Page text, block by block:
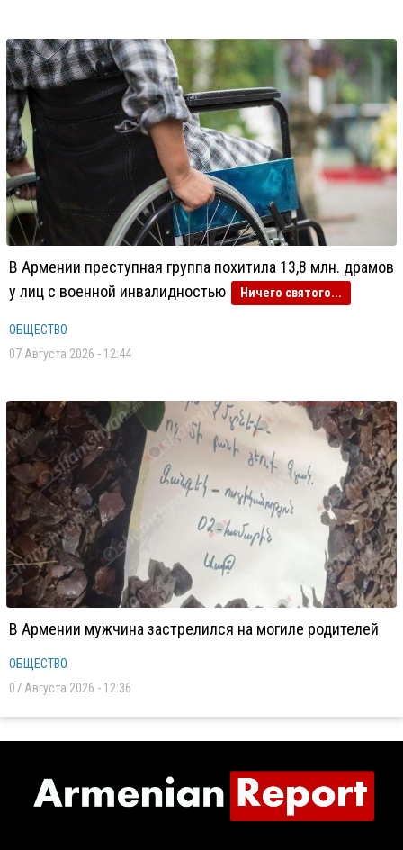
В Армении преступная группа похитила 13,8 млн. драмов
у лиц с военной инвалидностью
Ничего святого...
ОБЩЕСТВО
07 Августа 2026 - 12:44
В Армении мужчина застрелился на могиле родителей
ОБЩЕСТВО
07 Августа 2026 - 12:36